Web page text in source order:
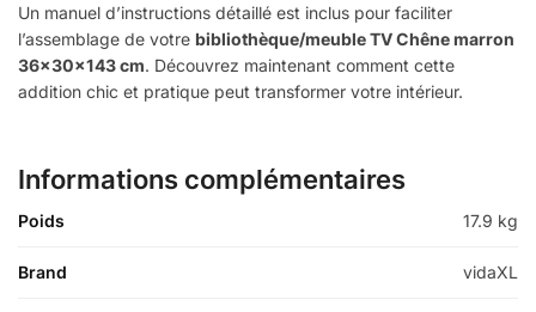
Un manuel d’instructions détaillé est inclus pour faciliter
l’assemblage de votre bibliothèque/meuble TV Chêne marron
36x30x143 cm. Découvrez maintenant comment cette
addition chic et pratique peut transformer votre intérieur.
Informations complémentaires
Poids 17.9 kg
Brand vidaXL